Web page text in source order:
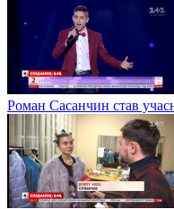
Роман Сасанчин став